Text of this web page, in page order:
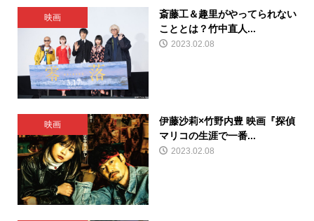
映画
斎藤工＆趣里がやってられない
こととは？竹中直人...
2023.02.08
映画
伊藤沙莉×竹野内豊 映画『探偵
マリコの生涯で一番...
2023.02.08